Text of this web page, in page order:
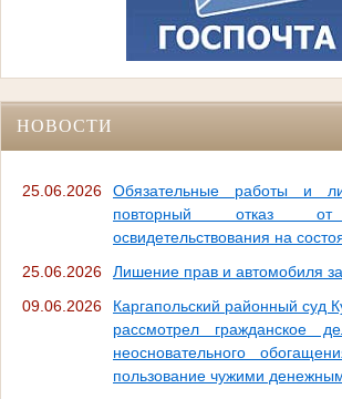
НОВОСТИ
25.06.2026
Обязательные работы и
повторный отказ от
освидетельствования на
25.06.2026
Лишение прав и автомобиля
09.06.2026
Каргапольский районный суд
рассмотрел гражданское
неосновательного
пользование чужими